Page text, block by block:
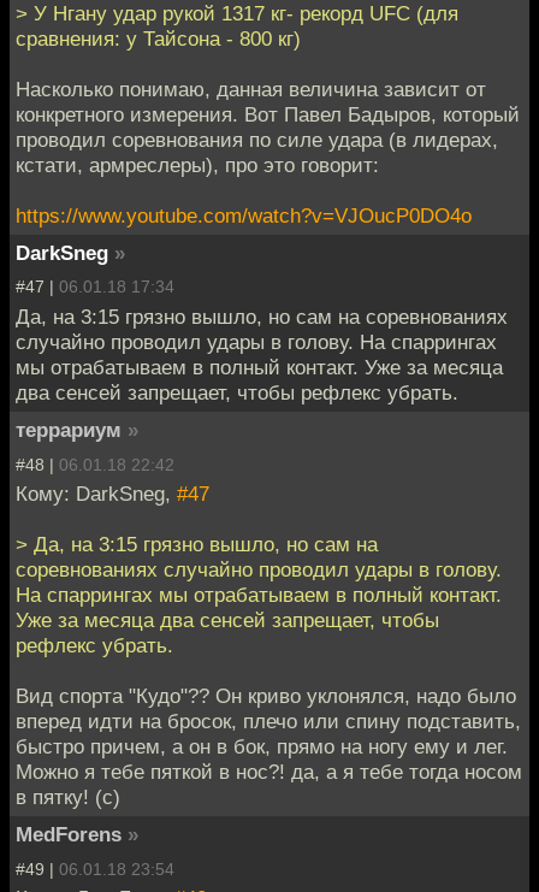
> У Нгану удар рукой 1317 кг- рекорд UFC (для
сравнения: у Тайсона - 800 кг)
Насколько понимаю, данная величина зависит от
конкретного измерения. Вот Павел Бадыров, который
проводил соревнования по силе удара (в лидерах,
кстати, армреслеры), про это говорит:
https://www.youtube.com/watch?v=VJOucP0DO4o
DarkSneg »
#47 | 06.01.18 17:34
Да, на 3:15 грязно вышло, но сам на соревнованиях
случайно проводил удары в голову. На спаррингах
мы отрабатываем в полный контакт. Уже за месяца
два сенсей запрещает, чтобы рефлекс убрать.
террариум »
#48 | 06.01.18 22:42
Кому: DarkSneg, #47
> Да, на 3:15 грязно вышло, но сам на
соревнованиях случайно проводил удары в голову.
На спаррингах мы отрабатываем в полный контакт.
Уже за месяца два сенсей запрещает, чтобы
рефлекс убрать.
Вид спорта "Кудо"?? Он криво уклонялся, надо было
вперед идти на бросок, плечо или спину подставить,
быстро причем, а он в бок, прямо на ногу ему и лег.
Можно я тебе пяткой в нос?! да, а я тебе тогда носом
в пятку! (с)
MedForens »
#49 | 06.01.18 23:54